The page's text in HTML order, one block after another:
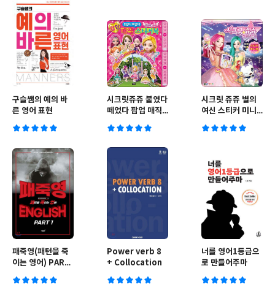
구슬쌤의 예의 바
른 영어 표현
시크릿쥬쥬 붙였다
떼었다 팝업 매직
시크릿 쥬쥬 별의
여신 스티커 미니
패죽영(패턴을 죽
이는 영어) PART
Power verb 8
+ Collocation
너를 영어1등급으
로 만들어주마